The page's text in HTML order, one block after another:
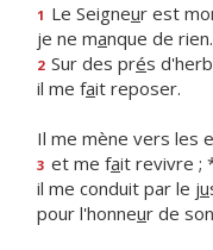
1 Le Seigneur est
je ne manque de
2 Sur des prés
il me fait reposer.
Il me mène vers les
3 et me fait revivre ;
il me conduit par le ju
pour l'honneur de